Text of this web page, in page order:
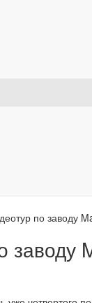
по заводу
заводу